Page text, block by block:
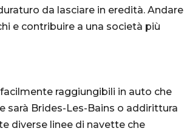
da lasciare in eredità. Andare
e contribuire a una società più
raggiungibili in auto che
sarà Brides-Les-Bains o addirittura
diverse linee di navette che